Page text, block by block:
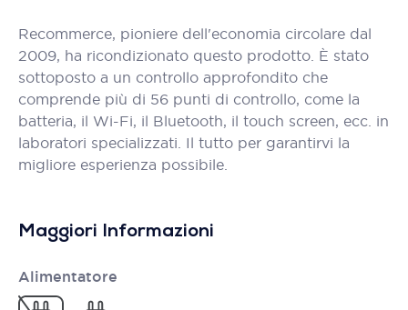
Recommerce, pioniere dell'economia circolare dal
2009, ha ricondizionato questo prodotto. È stato
sottoposto a un controllo approfondito che
comprende più di 56 punti di controllo, come la
batteria, il Wi-Fi, il Bluetooth, il touch screen, ecc. in
laboratori specializzati. Il tutto per garantirvi la
migliore esperienza possibile.
Maggiori Informazioni
Alimentatore